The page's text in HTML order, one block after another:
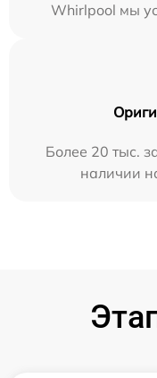
Whirlpool мы
Более 20 тыс.
наличии